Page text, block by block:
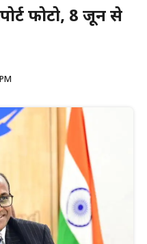
फोटो, 8 जून से